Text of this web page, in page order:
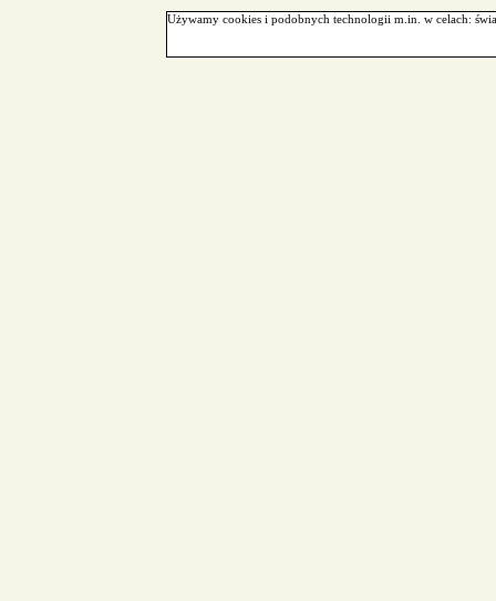
Używamy cookies i podobnych technologii m.in. w celach: